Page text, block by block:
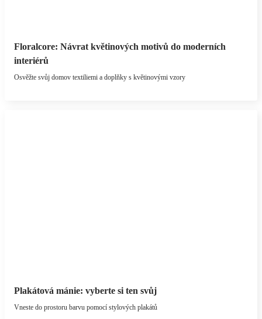
Floralcore: Návrat květinových motivů do moderních
interiérů
Osvěžte svůj domov textiliemi a doplňky s květinovými vzory
Plakátová mánie: vyberte si ten svůj
Vneste do prostoru barvu pomocí stylových plakátů